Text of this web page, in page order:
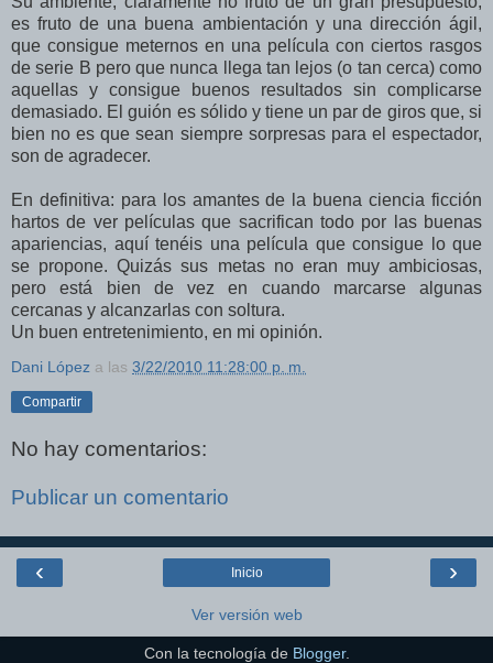
es fruto de una buena ambientación y una dirección ágil,
que consigue meternos en una película con ciertos rasgos
de serie B pero que nunca llega tan lejos (o tan cerca) como
aquellas y consigue buenos resultados sin complicarse
demasiado. El guión es sólido y tiene un par de giros que, si
bien no es que sean siempre sorpresas para el espectador,
son de agradecer.
En definitiva: para los amantes de la buena ciencia ficción
hartos de ver películas que sacrifican todo por las buenas
apariencias, aquí tenéis una película que consigue lo que
se propone. Quizás sus metas no eran muy ambiciosas,
pero está bien de vez en cuando marcarse algunas
cercanas y alcanzarlas con soltura.
Un buen entretenimiento, en mi opinión.
Dani López a las 3/22/2010 11:28:00 p. m.
Compartir
No hay comentarios:
Publicar un comentario
‹ ›
Inicio
Ver versión web
Con la tecnología de Blogger.